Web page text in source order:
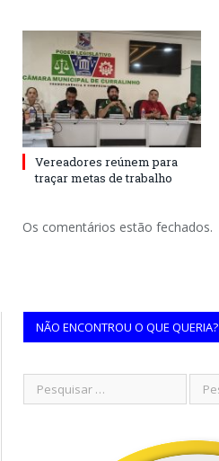
Vereadores reúnem para
traçar metas de trabalho
Os comentários estão fechados.
NÃO ENCONTROU O QUE QUERIA?